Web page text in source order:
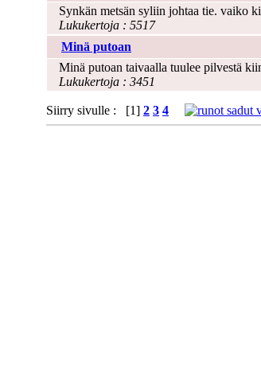
Synkän metsän syliin johtaa tie. vaiko
Lukukertoja : 5517
Minä putoan
Minä putoan taivaalla tuulee pilvestä
Lukukertoja : 3451
Siirry sivulle : [1] 2 3 4